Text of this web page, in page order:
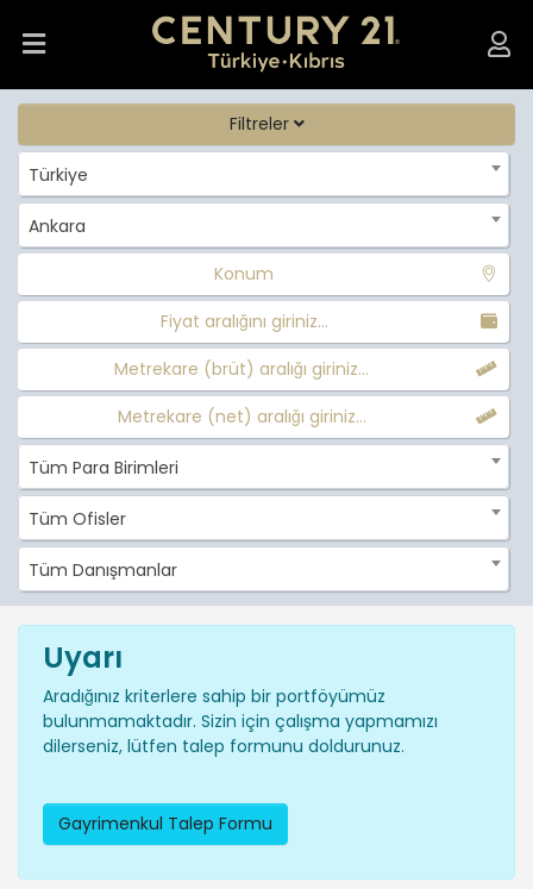
Filtreler
Türkiye
Ankara
Konum
Fiyat aralığını giriniz...
Metrekare (brüt) aralığı giriniz...
Metrekare (net) aralığı giriniz...
Tüm Para Birimleri
Tüm Ofisler
Tüm Danışmanlar
Uyarı
Aradığınız kriterlere sahip bir portföyümüz
bulunmamaktadır. Sizin için çalışma yapmamızı
dilerseniz, lütfen talep formunu doldurunuz.
Gayrimenkul Talep Formu